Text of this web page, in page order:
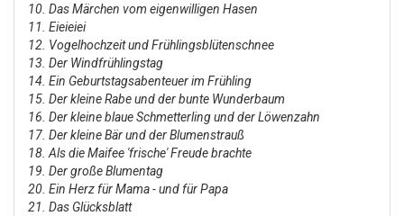
10. Das Märchen vom eigenwilligen Hasen
11. Eieieiei
12. Vogelhochzeit und Frühlingsblütenschnee
13. Der Windfrühlingstag
14. Ein Geburtstagsabenteuer im Frühling
15. Der kleine Rabe und der bunte Wunderbaum
16. Der kleine blaue Schmetterling und der Löwenzahn
17. Der kleine Bär und der Blumenstrauß
18. Als die Maifee 'frische' Freude brachte
19. Der große Blumentag
20. Ein Herz für Mama - und für Papa
21. Das Glücksblatt